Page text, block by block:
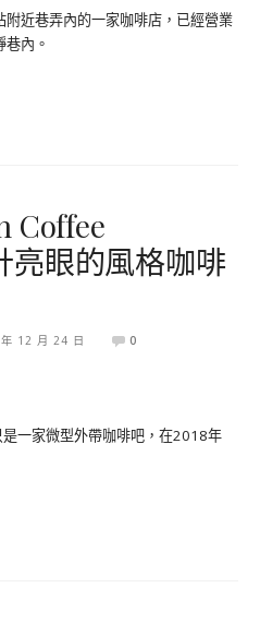
近巷弄內的一家咖啡店，已經營業
內。
Coffee
亮眼的風格咖啡
12 月 24 日 0
一家微型外帶咖啡吧，在2018年